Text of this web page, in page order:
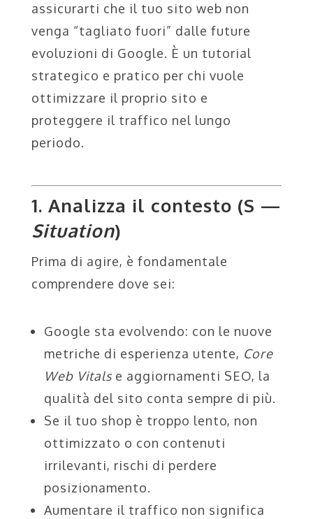
assicurarti che il tuo sito web non
venga “tagliato fuori” dalle future
evoluzioni di Google. È un tutorial
strategico e pratico per chi vuole
ottimizzare il proprio sito e
proteggere il traffico nel lungo
periodo.
1. Analizza il contesto (S —
Situation)
Prima di agire, è fondamentale
comprendere dove sei:
Google sta evolvendo: con le nuove
metriche di esperienza utente, Core
Web Vitalse aggiornamenti SEO, la
qualità del sito conta sempre di più.
Se il tuo shop è troppo lento, non
ottimizzato o con contenuti
irrilevanti, rischi di perdere
posizionamento.
Aumentare il traffico non significa